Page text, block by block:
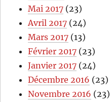
Mai 2017 (23)
Avril 2017 (24)
Mars 2017 (13)
Février 2017 (23)
Janvier 2017 (24)
Décembre 2016 (23)
Novembre 2016 (23)